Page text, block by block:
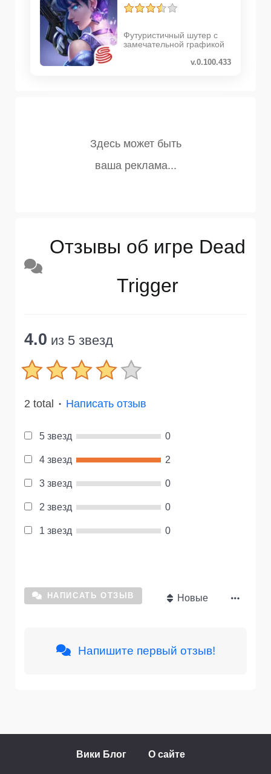
Футуристичный шутер с
замечательной графикой
v.0.100.433
Отзывы об игре Dead
Trigger
4.0 из 5 звезд
2 total ● Написать отзыв
5 звезд 0
4 звезд 2
3 звезд 0
2 звезд 0
1 звезд 0
НАПИСАТЬ ОТЗЫВ Новые
Напишите первый отзыв!
Вики Блог О сайте